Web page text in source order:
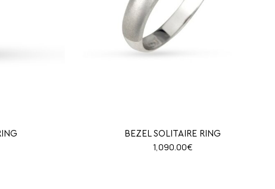
BEZEL SOLITAIRE RING
1,090.00€